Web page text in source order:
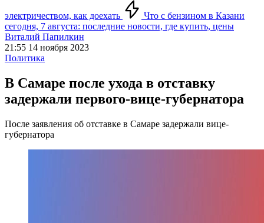
электричеством, как доехать
Что с бензином в Казани
сегодня, 7 августа: последние новости, где купить, цены
Виталий Папилкин
21:55 14 ноября 2023
Политика
В Самаре после ухода в отставку
задержали первого-вице-губернатора
После заявления об отставке в Самаре задержали вице-
губернатора